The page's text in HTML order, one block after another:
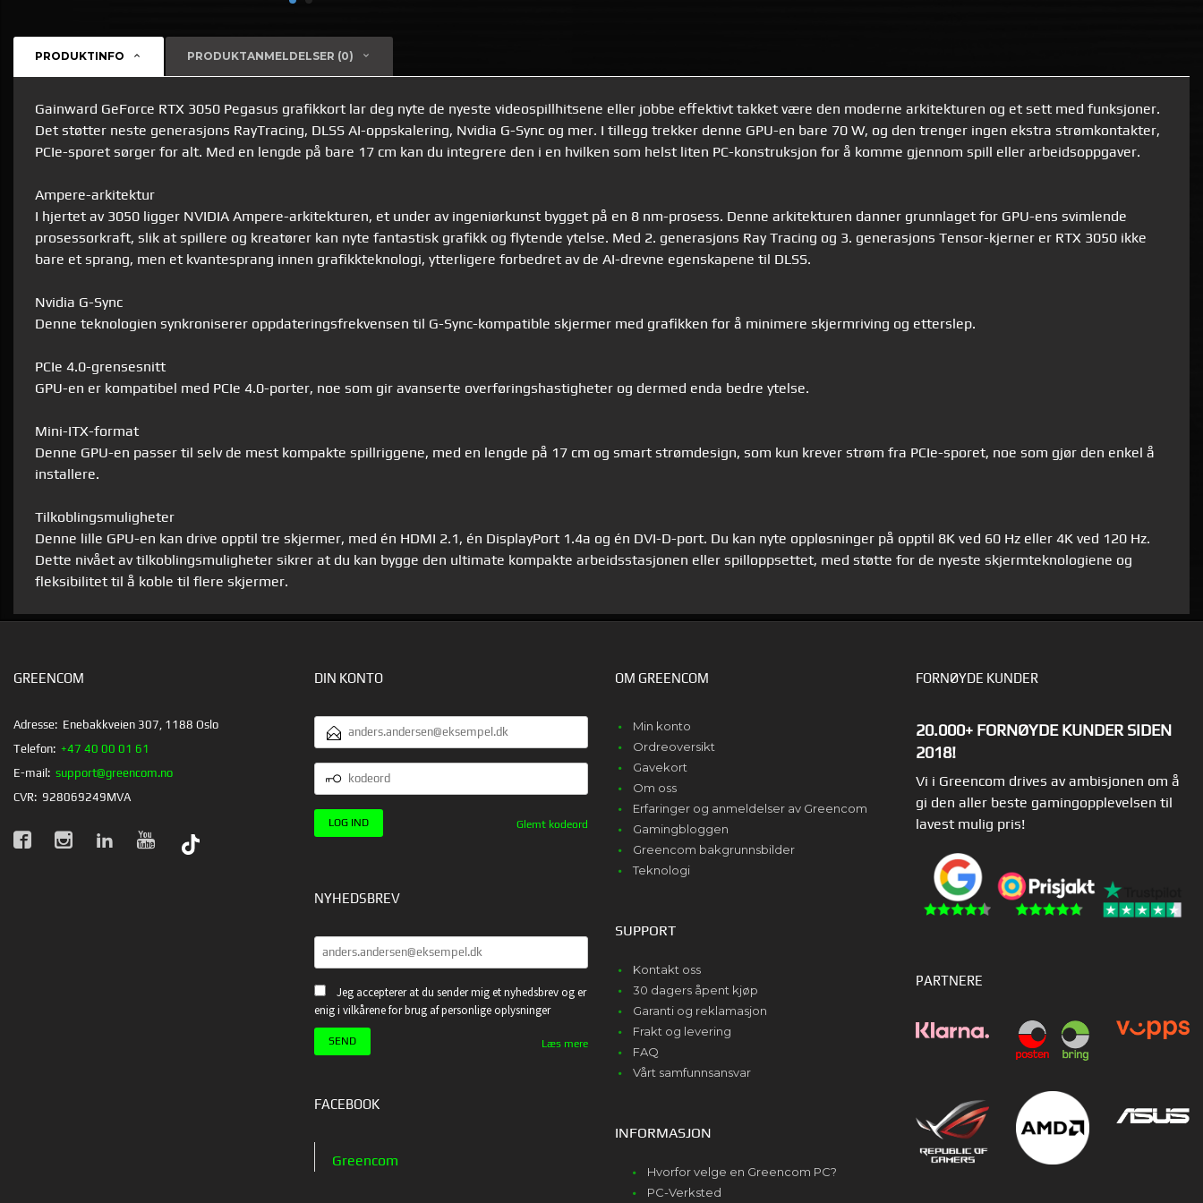
PRODUKTINFO PRODUKTANMELDELSER (0)
Gainward GeForce RTX 3050 Pegasus grafikkort lar deg nyte de nyeste videospillhitsene eller jobbe effektivt takket være den moderne arkitekturen og et sett med funksjoner.
Det støtter neste generasjons RayTracing, DLSS AI-oppskalering, Nvidia G-Sync og mer. I tillegg trekker denne GPU-en bare 70 W, og den trenger ingen ekstra strømkontakter,
PCIe-sporet sørger for alt. Med en lengde på bare 17 cm kan du integrere den i en hvilken som helst liten PC-konstruksjon for å komme gjennom spill eller arbeidsoppgaver.
Ampere-arkitektur
I hjertet av 3050 ligger NVIDIA Ampere-arkitekturen, et under av ingeniørkunst bygget på en 8 nm-prosess. Denne arkitekturen danner grunnlaget for GPU-ens svimlende
prosessorkraft, slik at spillere og kreatører kan nyte fantastisk grafikk og flytende ytelse. Med 2. generasjons Ray Tracing og 3. generasjons Tensor-kjerner er RTX 3050 ikke
bare et sprang, men et kvantesprang innen grafikkteknologi, ytterligere forbedret av de AI-drevne egenskapene til DLSS.
Nvidia G-Sync
Denne teknologien synkroniserer oppdateringsfrekvensen til G-Sync-kompatible skjermer med grafikken for å minimere skjermriving og etterslep.
PCIe 4.0-grensesnitt
GPU-en er kompatibel med PCIe 4.0-porter, noe som gir avanserte overføringshastigheter og dermed enda bedre ytelse.
Mini-ITX-format
Denne GPU-en passer til selv de mest kompakte spillriggene, med en lengde på 17 cm og smart strømdesign, som kun krever strøm fra PCIe-sporet, noe som gjør den enkel å
installere.
Tilkoblingsmuligheter
Denne lille GPU-en kan drive opptil tre skjermer, med én HDMI 2.1, én DisplayPort 1.4a og én DVI-D-port. Du kan nyte oppløsninger på opptil 8K ved 60 Hz eller 4K ved 120 Hz.
Dette nivået av tilkoblingsmuligheter sikrer at du kan bygge den ultimate kompakte arbeidsstasjonen eller spilloppsettet, med støtte for de nyeste skjermteknologiene og
fleksibilitet til å koble til flere skjermer.
GREENCOM
Adresse: Enebakkveien 307, 1188 Oslo
Telefon: +47 40 00 01 61
E-mail: support@greencom.no
CVR: 928069249MVA
DIN KONTO
EMAILADRESSE
KODEORD
Glemt kodeord
NYHEDSBREV
Jeg accepterer at du sender mig et nyhedsbrev og er
enig i vilkårene for brug af personlige oplysninger
Læs mere
FACEBOOK
Greencom
OM GREENCOM
Min konto
Ordreoversikt
Gavekort
Om oss
Erfaringer og anmeldelser av Greencom
Gamingbloggen
Greencom bakgrunnsbilder
Teknologi
SUPPORT
Kontakt oss
30 dagers åpent kjøp
Garanti og reklamasjon
Frakt og levering
FAQ
Vårt samfunnsansvar
INFORMASJON
Hvorfor velge en Greencom PC?
PC-Verksted
FORNØYDE KUNDER
20.000+ FORNØYDE KUNDER SIDEN
2018!
Vi i Greencom drives av ambisjonen om å
gi den aller beste gamingopplevelsen til
lavest mulig pris!
PARTNERE